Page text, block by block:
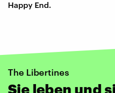
Happy End.
The Libertines
Sie leben und